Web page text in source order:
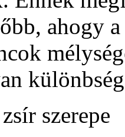
ahogy
szerepe